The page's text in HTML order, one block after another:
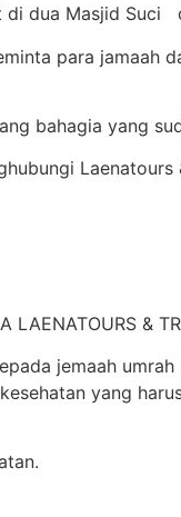
dua Masjid Suci
para
bahagia yang
Laenatours
LAENATOURS &
jemaah
yang